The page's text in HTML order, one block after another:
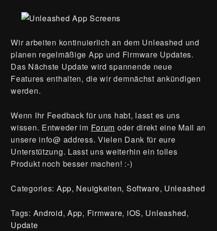
Wir arbeiten kontinuierlich an dem Unleashed und
planen regelmäßige App und Firmware Updates.
Das Nächste Update wird spannende neue
Features enthalten, die wir demnächst ankündigen
werden.
Wenn Ihr Feedback für uns habt, lasst es uns
wissen. Entweder im Forum oder direkt eine Mail an
unsere info@ address. Vielen Dank für eure
Unterstützung. Lasst uns weiterhin ein tolles
Produkt noch besser machen! :-)
Categories: App, Neuigkeiten, Software, Unleashed
Tags: Android,App, Firmware, iOS, Unleashed,
Update